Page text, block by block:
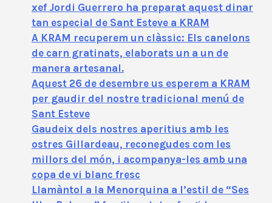
xef Jordi Guerrero ha preparat aquest dinar
tan especial de Sant Esteve a KRAM
A KRAM recuperem un clàssic: Els canelons
de carn gratinats, elaborats un a un de
manera artesanal.
Aquest 26 de desembre us esperem a KRAM
per gaudir del nostre tradicional menú de
Sant Esteve
Gaudeix dels nostres aperitius amb les
ostres Gillardeau, reconegudes com les
millors del món, i acompanya-les amb una
copa de vi blanc fresc
Llamàntol a la Menorquina a l’estil de “Ses